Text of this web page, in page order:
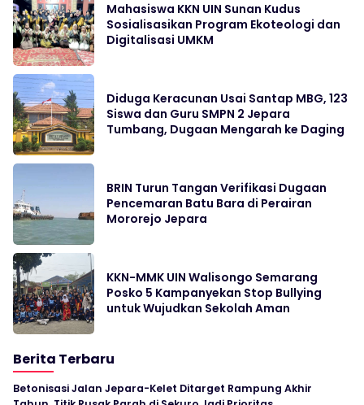
Mahasiswa KKN UIN Sunan Kudus
Sosialisasikan Program Ekoteologi dan
Digitalisasi UMKM
Diduga Keracunan Usai Santap MBG, 123
Siswa dan Guru SMPN 2 Jepara
Tumbang, Dugaan Mengarah ke Daging
BRIN Turun Tangan Verifikasi Dugaan
Pencemaran Batu Bara di Perairan
Mororejo Jepara
KKN-MMK UIN Walisongo Semarang
Posko 5 Kampanyekan Stop Bullying
untuk Wujudkan Sekolah Aman
Berita Terbaru
Betonisasi Jalan Jepara-Kelet Ditarget Rampung Akhir